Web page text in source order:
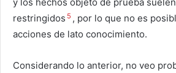
restringidos 5 , por lo que no es
acciones de lato conocimiento.
Considerando lo anterior, no veo